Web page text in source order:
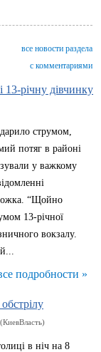
все новости раздела
с комментариями
13-річну дівчинку
струмом,
потяг в районі
у важкому
“Щойно
13-річної
вокзалу.
подробности »
(КиевВласть)
в ніч на 8